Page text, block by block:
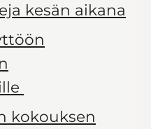
kesän aikana
kokouksen